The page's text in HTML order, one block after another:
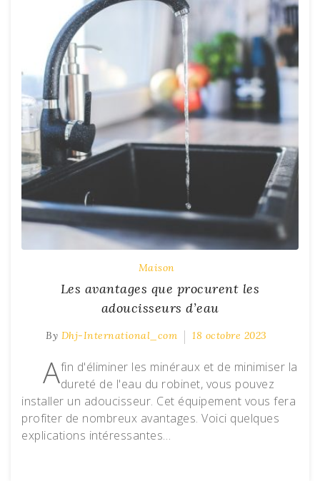
Maison
Les avantages que procurent les
adoucisseurs d’eau
By Dhj-International_com 18 octobre 2023
Afin d'éliminer les minéraux et de minimiser la
dureté de l'eau du robinet, vous pouvez
installer un adoucisseur. Cet équipement vous fera
profiter de nombreux avantages. Voici quelques
explications intéressantes…